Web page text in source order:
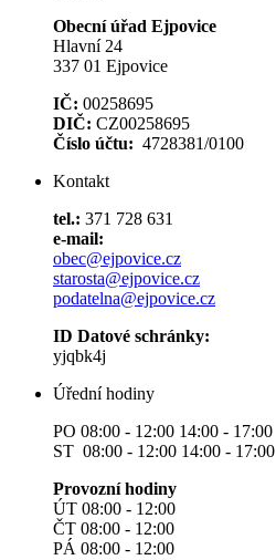
Obecní úřad Ejpovice
Hlavní 24
337 01 Ejpovice
IČ: 00258695
DIČ: CZ00258695
Číslo účtu: 4728381/0100
Kontakt
tel.: 371 728 631
e-mail:
obec@ejpovice.cz
starosta@ejpovice.cz
podatelna@ejpovice.cz
ID Datové schránky:
yjqbk4j
Úřední hodiny
PO 08:00 - 12:00 14:00 - 17:00
ST 08:00 - 12:00 14:00 - 17:00
Provozní hodiny
ÚT 08:00 - 12:00
ČT 08:00 - 12:00
PÁ 08:00 - 12:00